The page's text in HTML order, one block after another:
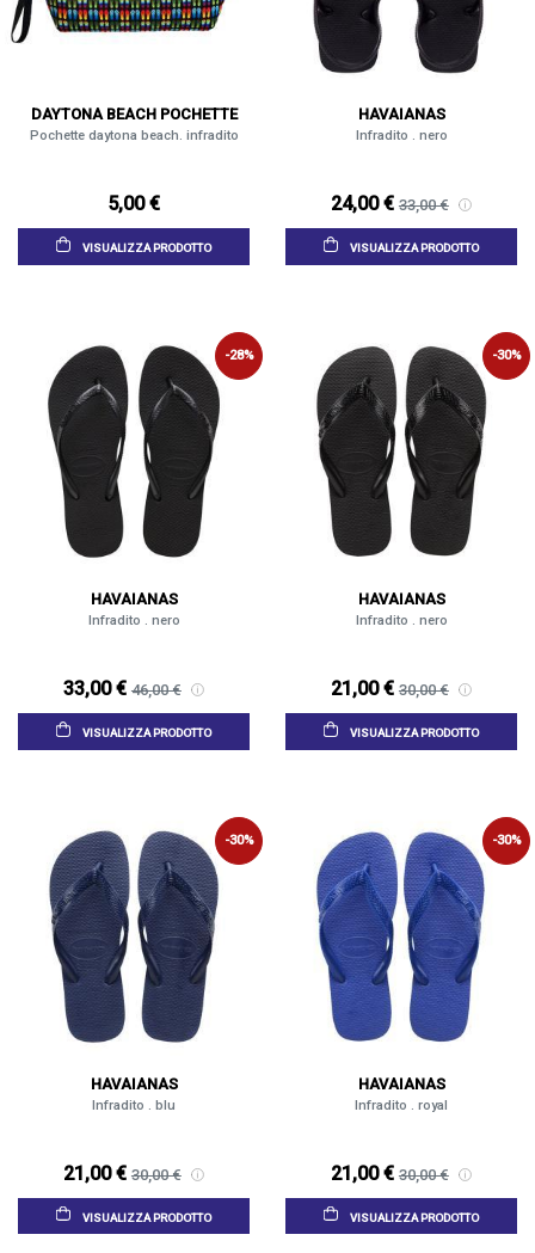
DAYTONA BEACH POCHETTE
Pochette daytona beach. infradito
5,00 €
VISUALIZZA PRODOTTO
HAVAIANAS
Infradito . nero
24,00 € 33,00 €
VISUALIZZA PRODOTTO
-28%
HAVAIANAS
Infradito . nero
33,00 € 46,00 €
VISUALIZZA PRODOTTO
-30%
HAVAIANAS
Infradito . nero
21,00 € 30,00 €
VISUALIZZA PRODOTTO
-30%
HAVAIANAS
Infradito . blu
21,00 € 30,00 €
VISUALIZZA PRODOTTO
-30%
HAVAIANAS
Infradito . royal
21,00 € 30,00 €
VISUALIZZA PRODOTTO